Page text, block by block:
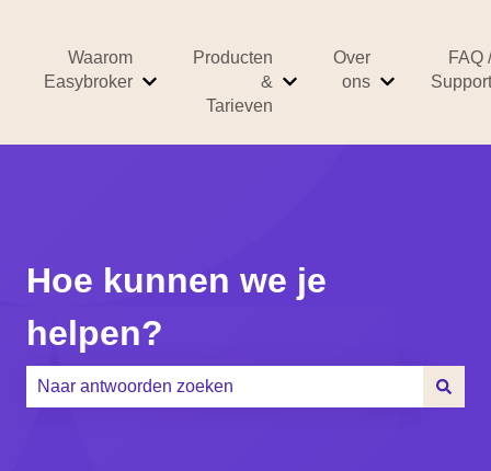
Waarom
Easybroker
Submenu tonen voor Waarom Easybroker
Producten
&
Tarieven
Submenu tonen voor
Over
ons
Submenu
FAQ /
Support
Hoe kunnen we je
helpen?